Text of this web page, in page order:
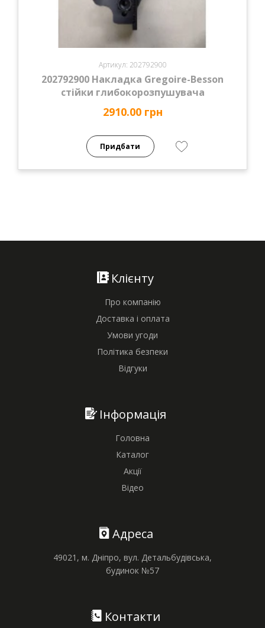
Артикул: 202792900
202792900 Накладка Gregoire-Besson
стійки глибокорозпушувача
2910.00 грн
Придбати
Клієнту
Про компанію
Доставка і оплата
Умови угоди
Політика безпеки
Відгуки
Інформація
Головна
Каталог
Акції
Відео
Адреса
49021, м. Дніпро, вул. Детальбудівська,
будинок №57
Контакти